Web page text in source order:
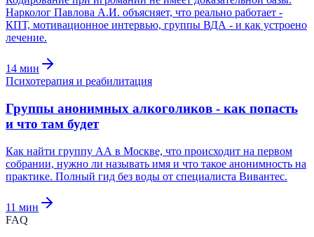
Нарколог Павлова А.И. объясняет, что реально работает -
КПТ, мотивационное интервью, группы ВДА - и как устроено
лечение.
14 мин
Психотерапия и реабилитация
Группы анонимных алкоголиков - как попасть
и что там будет
Как найти группу АА в Москве, что происходит на первом
собрании, нужно ли называть имя и что такое анонимность на
практике. Полный гид без воды от специалиста Вивантес.
11 мин
FAQ